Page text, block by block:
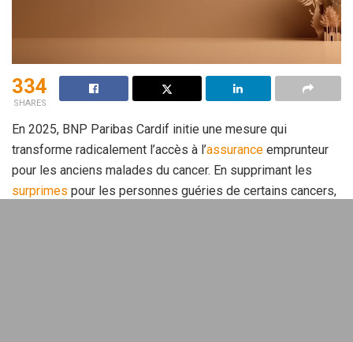
334
SHARES
En 2025, BNP Paribas Cardif initie une mesure qui
transforme radicalement l’accès à l’assurance emprunteur
pour les anciens malades du cancer. En supprimant les
surprimes pour les personnes guéries de certains cancers,